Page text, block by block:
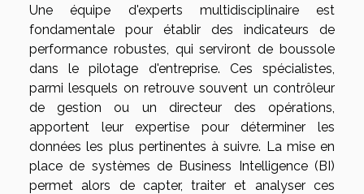
Une équipe d'experts multidisciplinaire est
fondamentale pour établir des indicateurs de
performance robustes, qui serviront de boussole
dans le pilotage d'entreprise. Ces spécialistes,
parmi lesquels on retrouve souvent un contrôleur
de gestion ou un directeur des opérations,
apportent leur expertise pour déterminer les
données les plus pertinentes à suivre. La mise en
place de systèmes de Business Intelligence (BI)
permet alors de capter, traiter et analyser ces